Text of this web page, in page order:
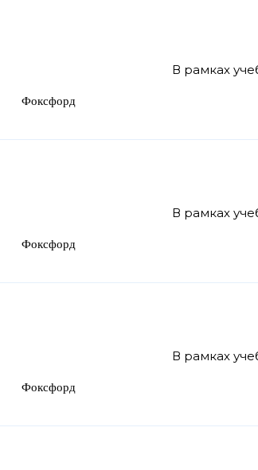
Фоксфорд
В рамках
Фоксфорд
В рамках
Фоксфорд
В рамках